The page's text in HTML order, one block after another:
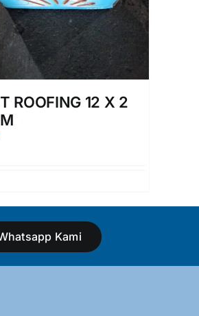
ROOFING 12 X 2
Kami